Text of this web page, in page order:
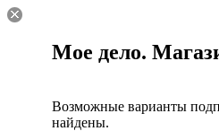
Мое дело.
Возможные варианты
найдены.